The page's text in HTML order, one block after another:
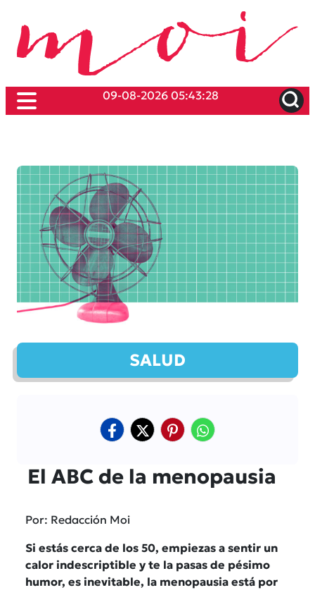
09-08-2026 05:43:28
SALUD
El ABC de la menopausia
Por: Redacción Moi
Si estás cerca de los 50, empiezas a sentir un
calor indescriptible y te la pasas de pésimo
humor, es inevitable, la menopausia está por